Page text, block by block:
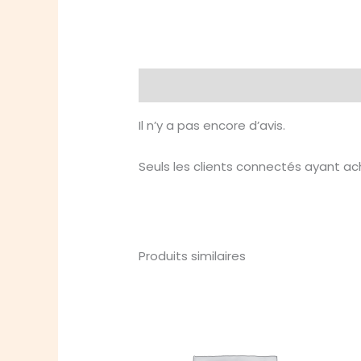
Il n’y a pas encore d’avis.
Seuls les clients connectés ayant
Produits similaires